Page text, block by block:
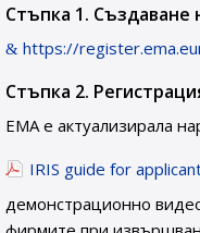
Стъпка 1. Създаване
https://
Стъпка 2.
ЕМА е актуализирала
IRIS guide for
демонстрационно